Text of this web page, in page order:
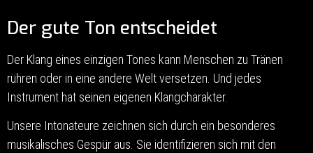
Der gute Ton entscheidet
Der Klang eines einzigen Tones kann Menschen zu Tränen
rühren oder in eine andere Welt versetzen. Und jedes
Instrument hat seinen eigenen Klangcharakter.
Unsere Intonateure zeichnen sich durch ein besonderes
musikalisches Gespür aus. Sie identifizieren sich mit den